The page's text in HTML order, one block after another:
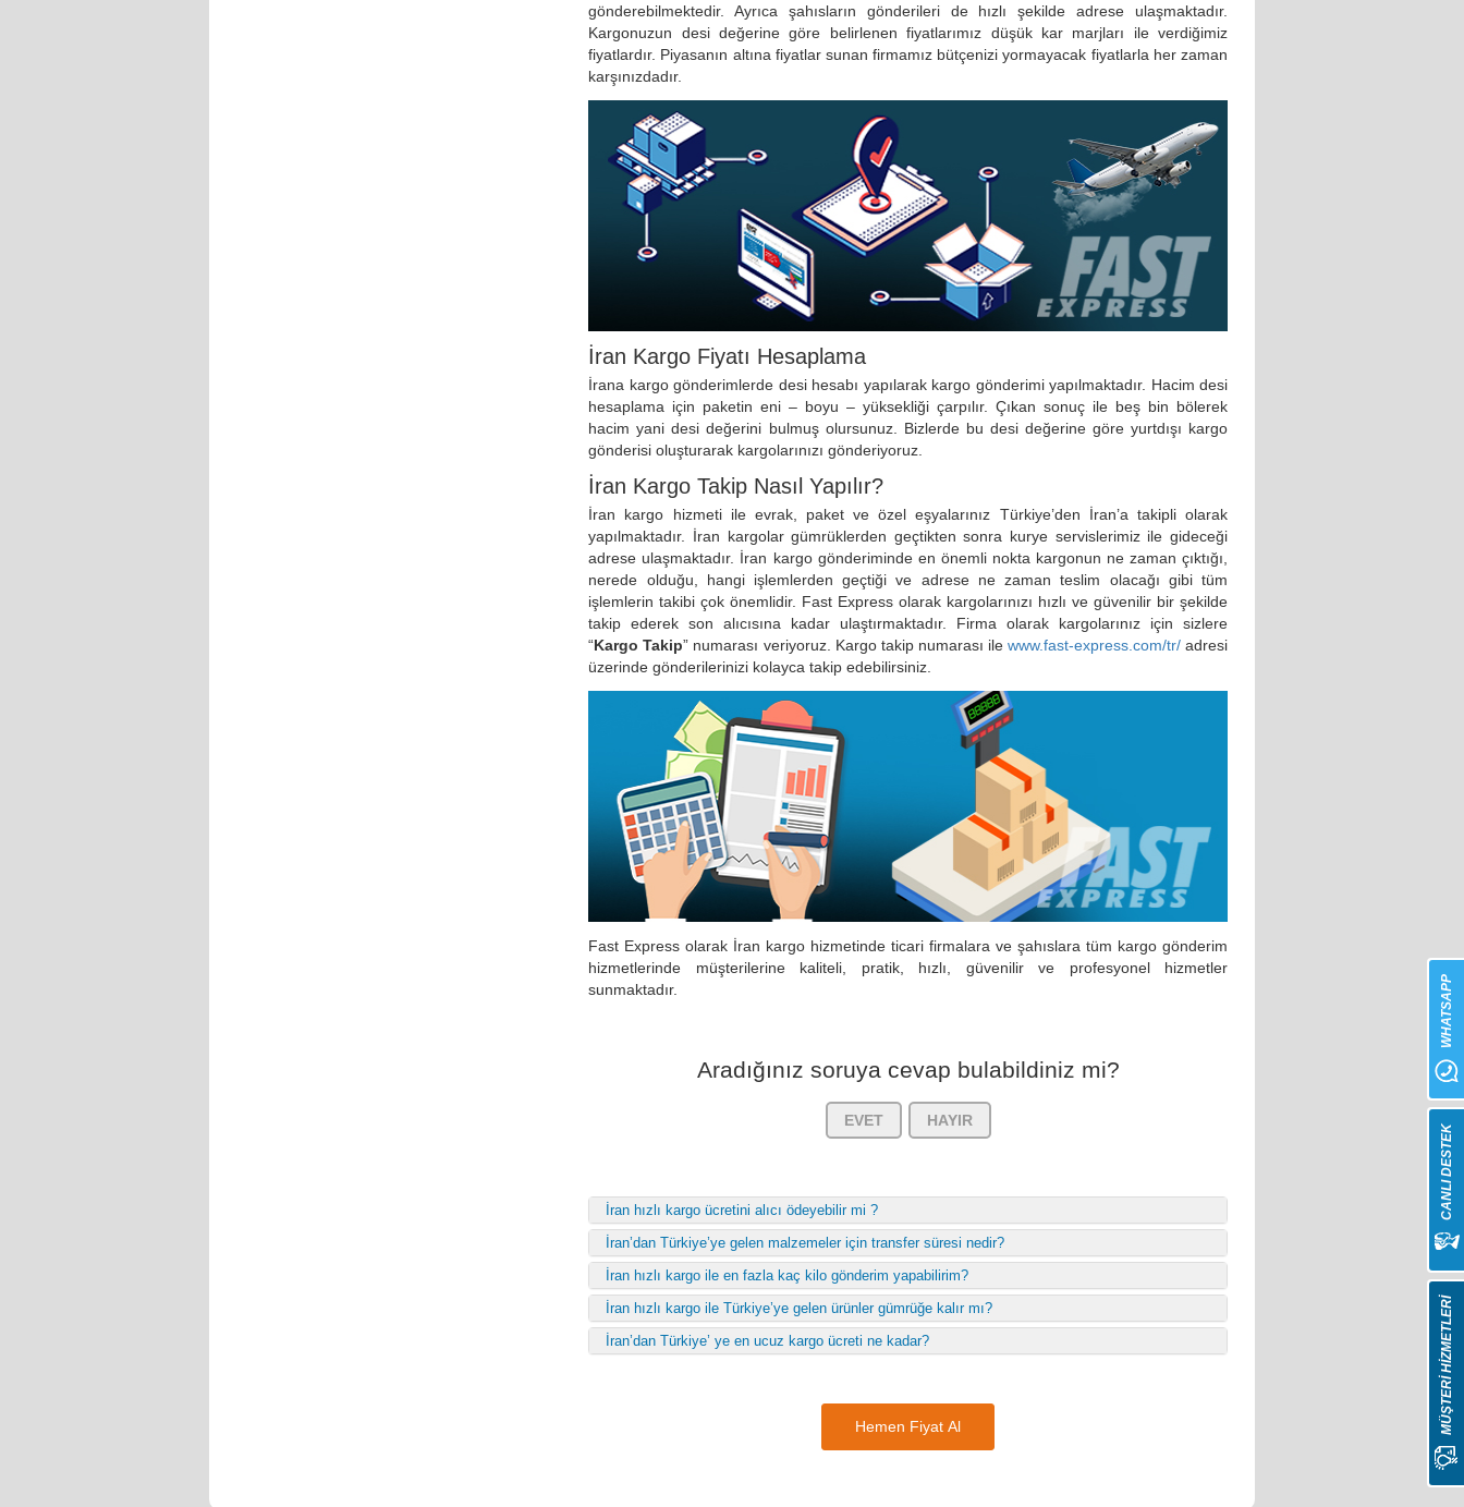
gönderebilmektedir. Ayrıca şahısların gönderileri de hızlı şekilde adrese ulaşmaktadır.
Kargonuzun desi değerine göre belirlenen fiyatlarımız düşük kar marjları ile verdiğimiz
fiyatlardır. Piyasanın altına fiyatlar sunan firmamız bütçenizi yormayacak fiyatlarla her zaman
karşınızdadır.
İran Kargo Fiyatı Hesaplama
İrana kargo gönderimlerde desi hesabı yapılarak kargo gönderimi yapılmaktadır. Hacim desi
hesaplama için paketin eni – boyu – yüksekliği çarpılır. Çıkan sonuç ile beş bin bölerek
hacim yani desi değerini bulmuş olursunuz. Bizlerde bu desi değerine göre yurtdışı kargo
gönderisi oluşturarak kargolarınızı gönderiyoruz.
İran Kargo Takip Nasıl Yapılır?
İran kargo hizmeti ile evrak, paket ve özel eşyalarınız Türkiye’den İran’a takipli olarak
yapılmaktadır. İran kargolar gümrüklerden geçtikten sonra kurye servislerimiz ile gideceği
adrese ulaşmaktadır. İran kargo gönderiminde en önemli nokta kargonun ne zaman çıktığı,
nerede olduğu, hangi işlemlerden geçtiği ve adrese ne zaman teslim olacağı gibi tüm
işlemlerin takibi çok önemlidir. Fast Express olarak kargolarınızı hızlı ve güvenilir bir şekilde
takip ederek son alıcısına kadar ulaştırmaktadır. Firma olarak kargolarınız için sizlere
“Kargo Takip” numarası veriyoruz. Kargo takip numarası ile www.fast-express.com/tr/adresi
üzerinde gönderilerinizi kolayca takip edebilirsiniz.
Fast Express olarak İran kargo hizmetinde ticari firmalara ve şahıslara tüm kargo gönderim
hizmetlerinde müşterilerine kaliteli, pratik, hızlı, güvenilir ve profesyonel hizmetler
sunmaktadır.
Aradığınız soruya cevap bulabildiniz mi?
EVET HAYIR
İran hızlı kargo ücretini alıcı ödeyebilir mi ?
İran’dan Türkiye’ye gelen malzemeler için transfer süresi nedir?
İran hızlı kargo ile en fazla kaç kilo gönderim yapabilirim?
İran hızlı kargo ile Türkiye’ye gelen ürünler gümrüğe kalır mı?
İran’dan Türkiye’ ye en ucuz kargo ücreti ne kadar?
Hemen Fiyat Al MÜŞTERİ HİZMETLERİ
CANLI DESTEK
WHATSAPP